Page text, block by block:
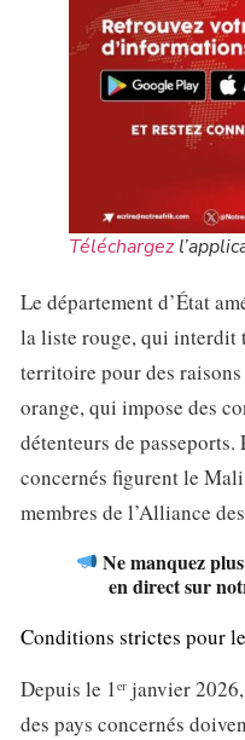
Téléchargez
Le département d’État
la liste rouge, qui interdit
territoire pour des
orange, qui impose des
détenteurs de
concernés figurent le
membres de l’Alliance
Ne manquez
en direct sur
Conditions strictes pour
Depuis le 1ᵉʳ janvier
des pays concernés